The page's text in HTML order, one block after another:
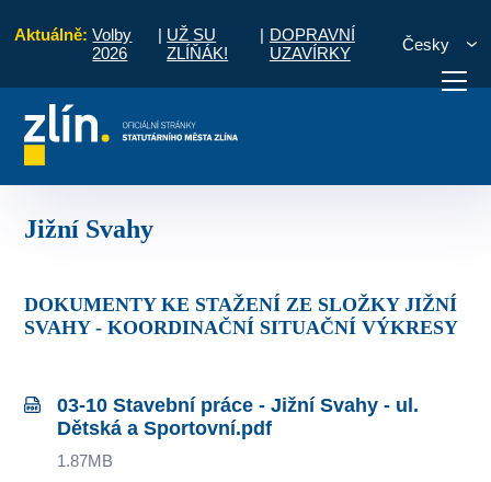
Aktuálně: Volby
2026
| UŽ SU
ZLÍŇÁK!
| DOPRAVNÍ
UZAVÍRKY
Česky
vyřídit
Jižní Svahy
DOKUMENTY KE STAŽENÍ ZE SLOŽKY JIŽNÍ
SVAHY - KOORDINAČNÍ SITUAČNÍ VÝKRESY
03-10 Stavební práce - Jižní Svahy - ul.
Dětská a Sportovní.pdf
1.87MB